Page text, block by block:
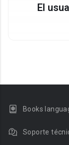
El
Books
Soporte